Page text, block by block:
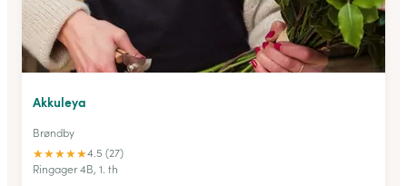
Akkuleya
Brøndby
★★★★★4.5 (27)
Ringager 4B, 1. th